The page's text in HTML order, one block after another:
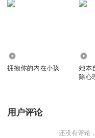
拥抱你的内在小孩
她本
除心
用户评论
还没有评论